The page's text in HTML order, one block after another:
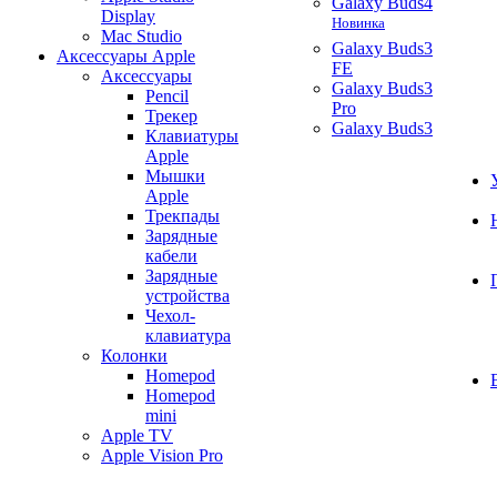
Display
Mac Studio
Аксессуары Apple
Аксессуары
Pencil
Трекер
Клавиатуры
Apple
Мышки
Apple
Трекпады
Зарядные
кабели
Зарядные
устройства
Чехол-
клавиатура
Колонки
Homepod
Homepod
mini
Apple TV
Apple Vision Pro
Новинка
Galaxy Buds3
FE
Galaxy Buds3
Pro
Galaxy Buds3